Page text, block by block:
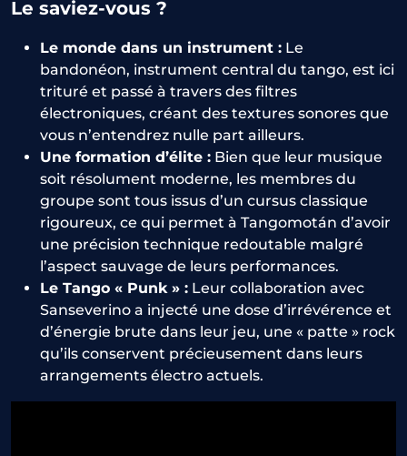
Le saviez-vous ?
Le monde dans un instrument : Le
bandonéon, instrument central du tango, est ici
trituré et passé à travers des filtres
électroniques, créant des textures sonores que
vous n’entendrez nulle part ailleurs.
Une formation d’élite : Bien que leur musique
soit résolument moderne, les membres du
groupe sont tous issus d’un cursus classique
rigoureux, ce qui permet à Tangomotán d’avoir
une précision technique redoutable malgré
l’aspect sauvage de leurs performances.
Le Tango « Punk » : Leur collaboration avec
Sanseverino a injecté une dose d’irrévérence et
d’énergie brute dans leur jeu, une « patte » rock
qu’ils conservent précieusement dans leurs
arrangements électro actuels.